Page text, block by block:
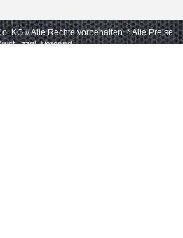
KG // Alle Rechte vorbehalten. * Alle Preise
zzgl. Versand.